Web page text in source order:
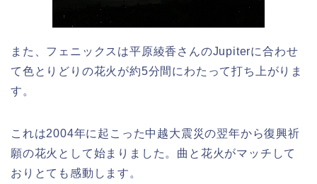
また、フェニックスは平原綾香さんのJupiterに合わせ
て色とりどりの花火が約5分間にわたって打ち上がりま
す。
これは2004年に起こった中越大震災の翌年から復興祈
願の花火として始まりました。曲と花火がマッチして
おりとても感動します。